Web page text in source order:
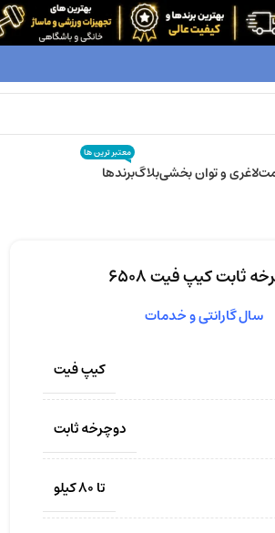
لاغری و توان بخشیبلاگبرندها
معتبر ترین ها
ثابت کیپ فیت ۶۵۰۸
سال گارانتی و خدمات
کیپ فیت
دوچرخه ثابت
تا 80 کیلو